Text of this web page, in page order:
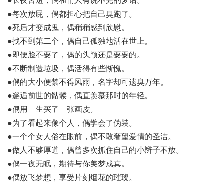
●每次放屁，偶都担心把自己臭跑了。
●死后才变成鬼，偶稍稍感到欣慰。
●找不到第二个，偶自己孤独地活在世上。
●即便脸不要了，偶的头颅还是要要的。
●不断制造垃圾，偶活得有些惭愧。
●偶的大小便禁不得风雨，名字却可遗臭万年。
●邂逅前世的骷髅，偶直羡慕那时的年轻。
●偶用一生买了一张画皮。
●为了看起来像个人，偶学会了伪装。
●一个个女人俗在眼前，偶不敢奢望爱情的圣洁。
●做人不够厚道，偶曾多次抓住自己的小辫子不放。
●偶一夜无眠，期待与你美梦成真。
●偶放飞梦想，享受片刻烟花的璀璨。